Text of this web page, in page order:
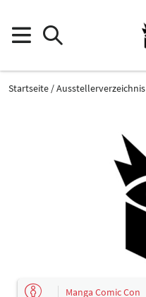
Startseite Ausstellerverzeichnis
Manga Comic Con